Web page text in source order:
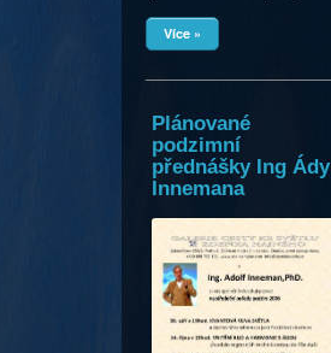
Více »
Plánované
podzimní
přednášky Ing Ády
Innemana